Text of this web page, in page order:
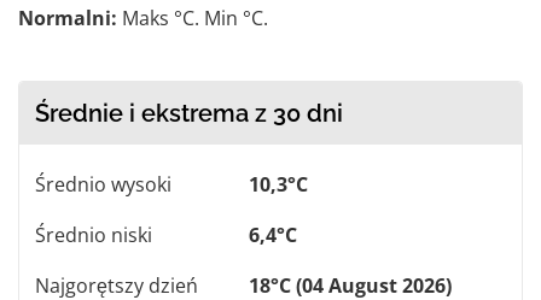
Normalni: Maks °C. Min °C.
Średnie i ekstrema z 30 dni
Średnio wysoki
10,3°C
Średnio niski
6,4°C
Najgorętszy dzień
18°C (04 August 2026)